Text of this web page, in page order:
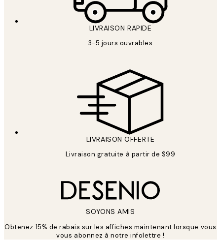
LIVRAISON RAPIDE
3-5 jours ouvrables
LIVRAISON OFFERTE
Livraison gratuite à partir de $99
SOYONS AMIS
Obtenez 15% de rabais sur les affiches maintenant lorsque vous
vous abonnez à notre infolettre !